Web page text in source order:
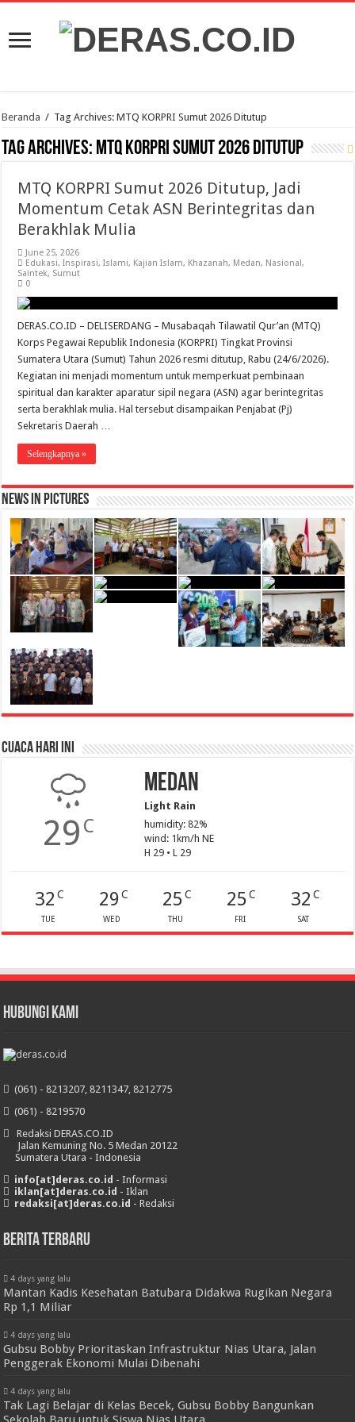
Beranda / Tag Archives: MTQ KORPRI Sumut 2026 Ditutup
Tag Archives: MTQ KORPRI Sumut 2026 Ditutup
MTQ KORPRI Sumut 2026 Ditutup, Jadi
Momentum Cetak ASN Berintegritas dan
Berakhlak Mulia
June 25, 2026
Edukasi,Inspirasi,Islami, Kajian Islam, Khazanah, Medan, Nasional,
Saintek, Sumut
0
DERAS.CO.ID – DELISERDANG – Musabaqah Tilawatil Qur’an (MTQ)
Korps Pegawai Republik Indonesia (KORPRI) Tingkat Provinsi
Sumatera Utara (Sumut) Tahun 2026 resmi ditutup, Rabu (24/6/2026).
Kegiatan ini menjadi momentum untuk memperkuat pembinaan
spiritual dan karakter aparatur sipil negara (ASN) agar berintegritas
serta berakhlak mulia. Hal tersebut disampaikan Penjabat (Pj)
Sekretaris Daerah …
Selengkapnya »
News in Pictures
Cuaca Hari Ini
29 C
Medan
Light Rain
humidity: 82%
wind: 1km/h NE
H 29 • L 29
32 C
TUE
29C
WED
25 C
THU
25C
FRI
32 C
SAT
HUBUNGI KAMI
(061) - 8213207, 8211347, 8212775
(061) - 8219570
Redaksi DERAS.CO.ID
Jalan Kemuning No. 5 Medan 20122
Sumatera Utara - Indonesia
info[at]deras.co.id - Informasi
iklan[at]deras.co.id - Iklan
redaksi[at]deras.co.id - Redaksi
Berita Terbaru
4 days yang lalu
Mantan Kadis Kesehatan Batubara Didakwa Rugikan Negara
Rp 1,1 Miliar
4 days yang lalu
Gubsu Bobby Prioritaskan Infrastruktur Nias Utara, Jalan
Penggerak Ekonomi Mulai Dibenahi
4 days yang lalu
Tak Lagi Belajar di Kelas Becek, Gubsu Bobby Bangunkan